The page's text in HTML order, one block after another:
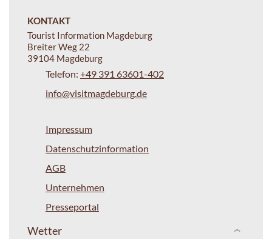
KONTAKT
Tourist Information Magdeburg
Breiter Weg 22
39104 Magdeburg
Telefon: +49 391 63601-402
info@visitmagdeburg.de
Impressum
Datenschutzinformation
AGB
Unternehmen
Presseportal
Wetter